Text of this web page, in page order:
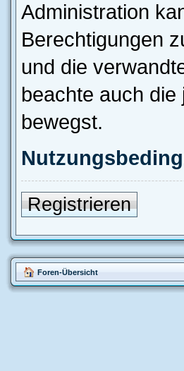
Administration
Berechtigungen
und die
beachte auch
bewegst.
Registrieren
Foren-Übersicht